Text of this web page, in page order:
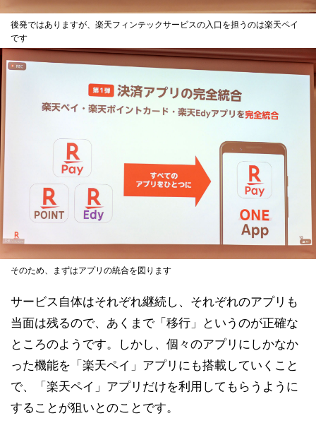
後発ではありますが、楽天フィンテックサービスの入口を担うのは楽天ペイ
です
そのため、まずはアプリの統合を図ります
サービス自体はそれぞれ継続し、それぞれのアプリも
当面は残るので、あくまで「移行」というのが正確な
ところのようです。しかし、個々のアプリにしかなか
った機能を「楽天ペイ」アプリにも搭載していくこと
で、「楽天ペイ」アプリだけを利用してもらうように
することが狙いとのことです。